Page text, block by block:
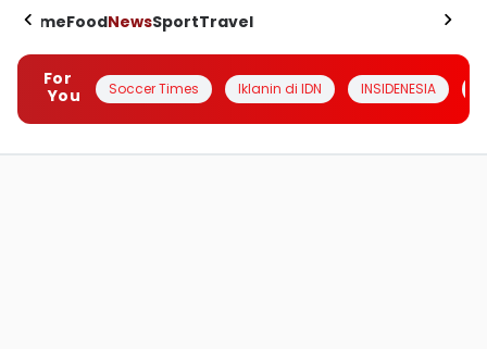
HomeFoodNewsSportTravel
For
You
Soccer Times Iklanin di IDN INSIDENESIA